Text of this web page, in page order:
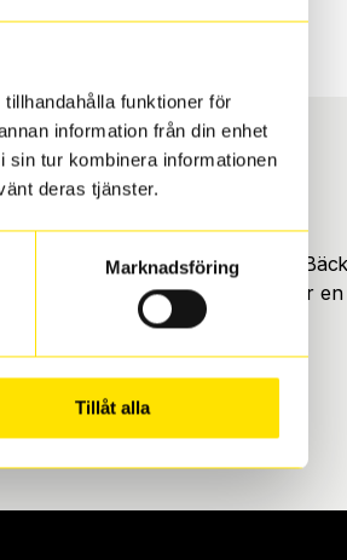
funktioner för
information från din enhet
tur kombinera informationen
deras tjänster.
Marknadsföring
Tillåt alla
Välj mellan Hisingen
vi till att de uppfyller alla krav för